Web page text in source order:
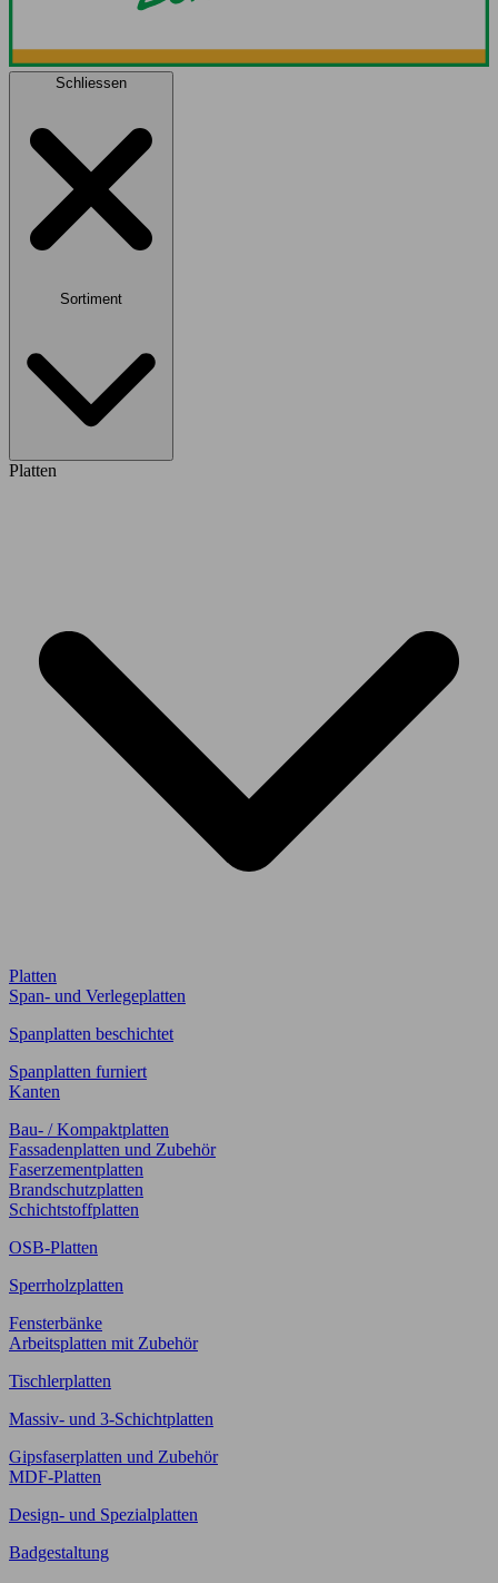
Schliessen
Sortiment
Platten
Platten
Span- und Verlegeplatten
Spanplatten beschichtet
Spanplatten furniert
Kanten
Bau- / Kompaktplatten
Fassadenplatten und Zubehör
Faserzementplatten
Brandschutzplatten
Schichtstoffplatten
OSB-Platten
Sperrholzplatten
Fensterbänke
Arbeitsplatten mit Zubehör
Tischlerplatten
Massiv- und 3-Schichtplatten
Gipsfaserplatten und Zubehör
MDF-Platten
Design- und Spezialplatten
Badgestaltung